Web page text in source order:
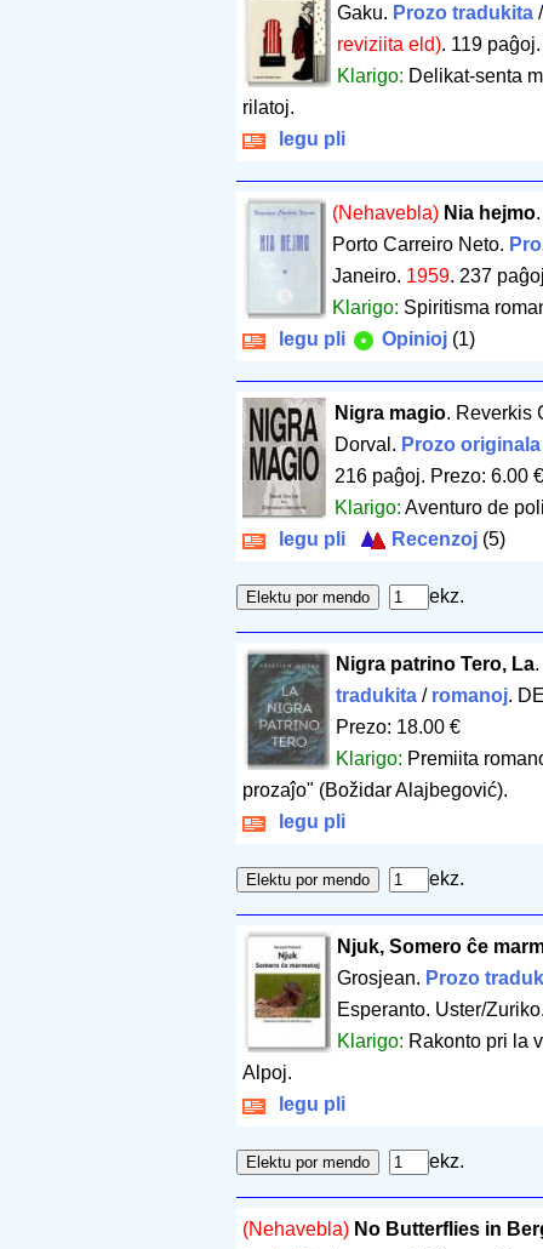
Gaku. Prozo tradukita
reviziita eld). 119 paĝoj
Klarigo: Delikat-senta
rilatoj.
legu pli
(Nehavebla) Nia hejmo
Porto Carreiro Neto.
Janeiro. 1959. 237
Klarigo: Spiritisma
legu pli
Opinioj (1)
Nigra magio. Reverkis
Dorval. Prozo originala
216 paĝoj. Prezo: 6.00 €
Klarigo: Aventuro de
legu pli
Recenzoj (5)
ekz.
Nigra patrino Tero, La.
tradukita/ romanoj.
Prezo: 18.00 €
Klarigo: Premiita
prozaĵo" (Božidar Alajbegović).
legu pli
ekz.
Njuk, Somero ĉe
Grosjean. Prozo
Esperanto. Uster/
Klarigo: Rakonto pri la
Alpoj.
legu pli
ekz.
(Nehavebla) No Butterflies in